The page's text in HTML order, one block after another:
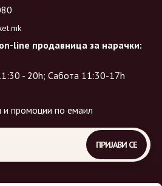
line продавница за нарачки:
- 20h; Сабота 11:30-17h
промоции по емаил